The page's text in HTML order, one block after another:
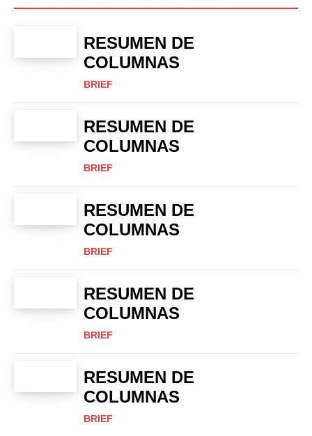
RESUMEN DE
COLUMNAS
BRIEF
RESUMEN DE
COLUMNAS
BRIEF
RESUMEN DE
COLUMNAS
BRIEF
RESUMEN DE
COLUMNAS
BRIEF
RESUMEN DE
COLUMNAS
BRIEF